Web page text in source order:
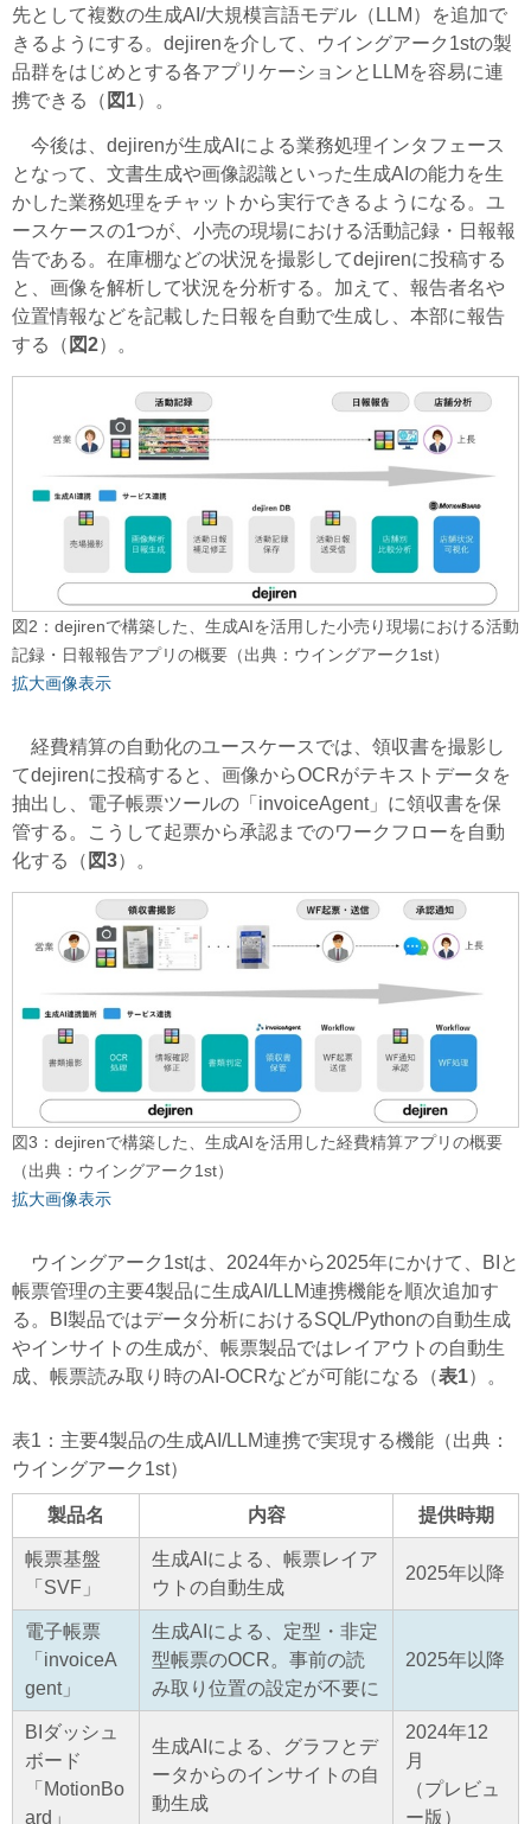
先として複数の生成AI/大規模言語モデル（LLM）を追加で
きるようにする。dejirenを介して、ウイングアーク1stの製
品群をはじめとする各アプリケーションとLLMを容易に連
携できる（ 図1）。
今後は、dejirenが生成AIによる業務処理インタフェース
となって、文書生成や画像認識といった生成AIの能力を生
かした業務処理をチャットから実行できるようになる。ユ
ースケースの1つが、小売の現場における活動記録・日報報
告である。在庫棚などの状況を撮影してdejirenに投稿する
と、画像を解析して状況を分析する。加えて、報告者名や
位置情報などを記載した日報を自動で生成し、本部に報告
する（ 図2）。
図2：dejirenで構築した、生成AIを活用した小売り現場における活動
記録・日報報告アプリの概要（出典：ウイングアーク1st）
拡大画像表示
経費精算の自動化のユースケースでは、領収書を撮影し
てdejirenに投稿すると、画像からOCRがテキストデータを
抽出し、電子帳票ツールの「invoiceAgent」に領収書を保
管する。こうして起票から承認までのワークフローを自動
化する（ 図3）。
図3：dejirenで構築した、生成AIを活用した経費精算アプリの概要
（出典：ウイングアーク1st）
拡大画像表示
ウイングアーク1stは、2024年から2025年にかけて、BIと
帳票管理の主要4製品に生成AI/LLM連携機能を順次追加す
る。BI製品ではデータ分析におけるSQL/Pythonの自動生成
やインサイトの生成が、帳票製品ではレイアウトの自動生
成、帳票読み取り時のAI-OCRなどが可能になる（表1）。
表1：主要4製品の生成AI/LLM連携で実現する機能（出典：
ウイングアーク1st）
製品名 内容 提供時期
帳票基盤
「SVF」
生成AIによる、帳票レイア
ウトの自動生成
2025年以降
電子帳票
「invoiceA
gent」
生成AIによる、定型・非定
型帳票のOCR。事前の読
み取り位置の設定が不要に
2025年以降
BIダッシュ
ボード
「MotionBo
ard」
生成AIによる、グラフとデ
ータからのインサイトの自
動生成
2024年12
月
（プレビュ
ー版）